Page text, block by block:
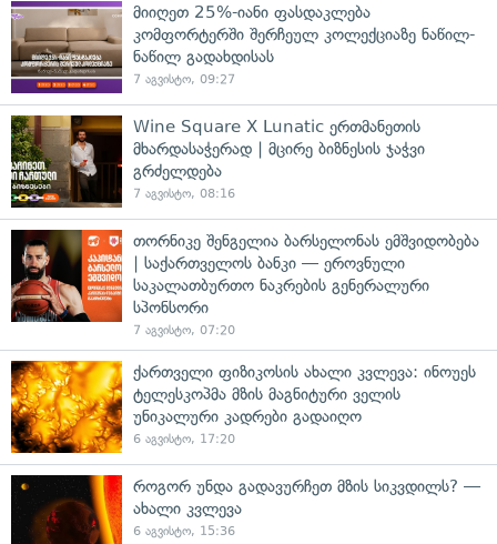
მიიღეთ 25%-იანი ფასდაკლება
კომფორტერში შერჩეულ კოლექციაზე ნაწილ-
ნაწილ გადახდისას
7 აგვისტო, 09:27
Wine Square X Lunatic ერთმანეთის
მხარდასაჭერად | მცირე ბიზნესის ჯაჭვი
გრძელდება
7 აგვისტო, 08:16
თორნიკე შენგელია ბარსელონას ემშვიდობება
| საქართველოს ბანკი — ეროვნული
საკალათბურთო ნაკრების გენერალური
სპონსორი
7 აგვისტო, 07:20
ქართველი ფიზიკოსის ახალი კვლევა: ინოუეს
ტელესკოპმა მზის მაგნიტური ველის
უნიკალური კადრები გადაიღო
6 აგვისტო, 17:20
როგორ უნდა გადავურჩეთ მზის სიკვდილს? —
ახალი კვლევა
6 აგვისტო, 15:36